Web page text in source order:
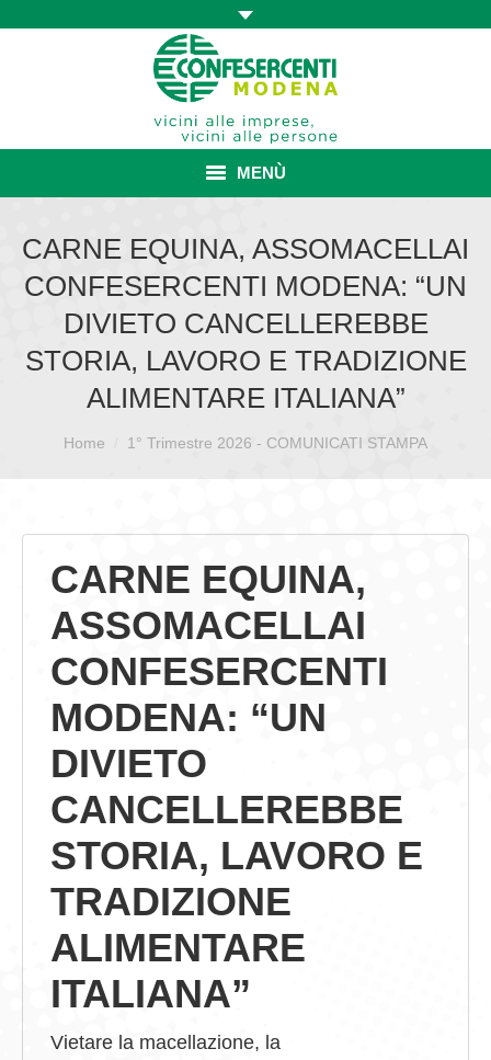
MENÙ
ASSOCIAZIONE
ISCRIZIONE E VANTAGGI
COMUNICATI E NEWS
CONTATTI
CARNE EQUINA, ASSOMACELLAI
CONFESERCENTI MODENA: “UN
DIVIETO CANCELLEREBBE
STORIA, LAVORO E TRADIZIONE
ALIMENTARE ITALIANA”
Sei qui:Home 1° Trimestre 2026 - COMUNICATI STAMPA
CARNE EQUINA,
ASSOMACELLAI
CONFESERCENTI
MODENA: “UN
DIVIETO
CANCELLEREBBE
STORIA, LAVORO E
TRADIZIONE
ALIMENTARE
ITALIANA”
Vietare la macellazione, la